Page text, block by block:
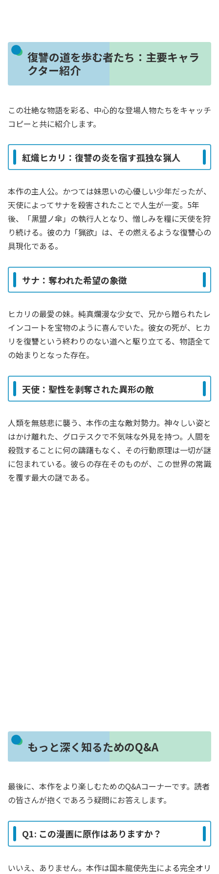
復讐の道を歩む者たち：主要キャラ
クター紹介
この壮絶な物語を彩る、中心的な登場人物たちをキャッチ
コピーと共に紹介します。
紅熾ヒカリ：復讐の炎を宿す孤独な猟人
本作の主人公。かつては妹思いの心優しい少年だったが、
天使によってサナを殺害されたことで人生が一変。5年
後、「黒盟ノ傘」の執行人となり、憎しみを糧に天使を狩
り続ける。彼の力「猟欲」は、その燃えるような復讐心の
具現化である。
サナ：奪われた希望の象徴
ヒカリの最愛の妹。純真爛漫な少女で、兄から贈られたレ
インコートを宝物のように喜んでいた。彼女の死が、ヒカ
リを復讐という終わりのない道へと駆り立てる、物語全て
の始まりとなった存在。
天使：聖性を剥奪された異形の敵
人類を無慈悲に襲う、本作の主な敵対勢力。神々しい姿と
はかけ離れた、グロテスクで不気味な外見を持つ。人間を
殺戮することに何の躊躇もなく、その行動原理は一切が謎
に包まれている。彼らの存在そのものが、この世界の常識
を覆す最大の謎である。
もっと深く知るためのQ&A
最後に、本作をより楽しむためのQ&Aコーナーです。読者
の皆さんが抱くであろう疑問にお答えします。
Q1: この漫画に原作はありますか？
いいえ、ありません。本作は国本龍使先生による完全オリ